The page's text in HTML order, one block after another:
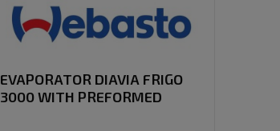
EVAPORATOR DIAVIA FRIGO
3000 WITH PREFORMED